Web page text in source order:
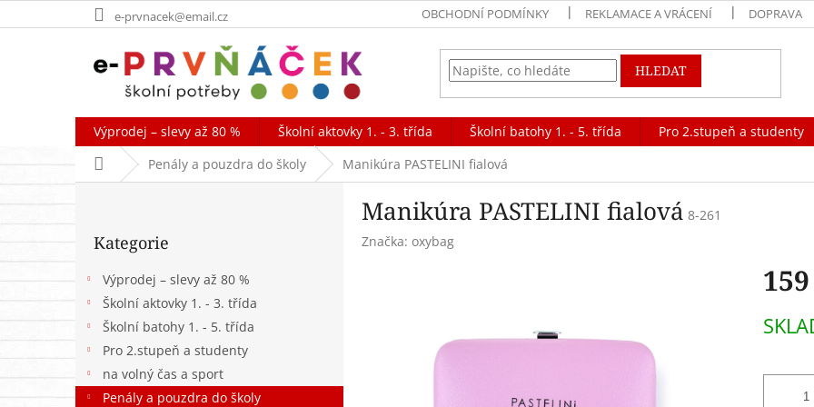
na
e-prvnacek@email.cz OBCHODNÍ PODMÍNKY REKLAMACE A VRÁCENÍ DOPRAVA
HLEDAT
Výprodej – slevy až 80 % Školní aktovky 1. - 3. třída Školní batohy 1. - 5. třída Pro 2.stupeň a studenty
Domů Penály a pouzdra do školy Manikúra PASTELINI fialová
P
a
kategorie
Kategorie
Výprodej – slevy až 80 %
Školní aktovky 1. - 3. třída
Školní batohy 1. - 5. třída
Pro 2.stupeň a studenty
na volný čas a sport
Penály a pouzdra do školy
Manikúra PASTELINI fialová 8-261
Značka: oxybag
cena: